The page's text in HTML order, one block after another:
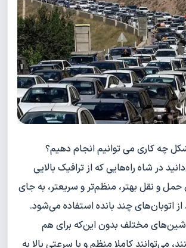
چه کاری می توانیم انجام دهیم؟
در شاه راه‌هایی که از ترافیک بالایی
حمل و نقل بهتر، منظم‌تر و سریعتر، به جای
اتوبان‌های چند بانده استفاده می‌شود.
مختلف بدون این‌که برای هم
می‌توانند کاملا منظم و با سرعتی بالا به